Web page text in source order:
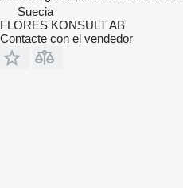
Suecia
FLORES KONSULT AB
Contacte con el vendedor